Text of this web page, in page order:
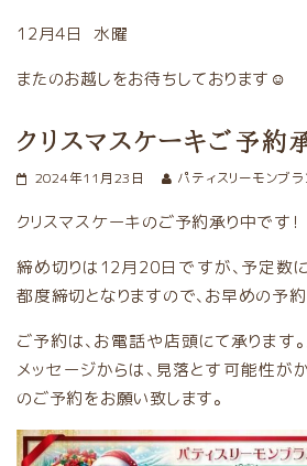
12月4日 水曜
またのお越しをお待ちしております☺️
クリスマスケーキご予約
2024年11月23日 パティスリーモンブラ
クリスマスケーキのご予約承り中です！
締め切りは12月20日ですが、予定数
都度締切となりますので、お早めの予
ご予約は、お電話や店頭にて承りま
メッセージからは、見落とす可能性が
のご予約をお願い致します。